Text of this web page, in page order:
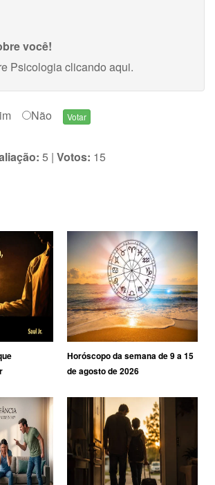
você!
Psicologiaclicando aqui.
Não
5 | Votos: 15
Horóscopo da semana de 9 a 15
de agosto de 2026